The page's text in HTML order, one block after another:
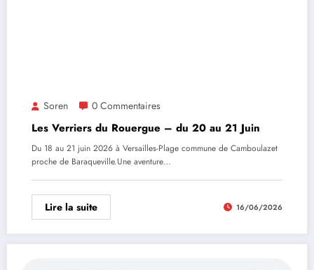
Soren 0 Commentaires
Les Verriers du Rouergue – du 20 au 21 Juin
Du 18 au 21 juin 2026 à Versailles-Plage commune de Camboulazet
proche de Baraqueville.Une aventure…
Lire la suite 16/06/2026